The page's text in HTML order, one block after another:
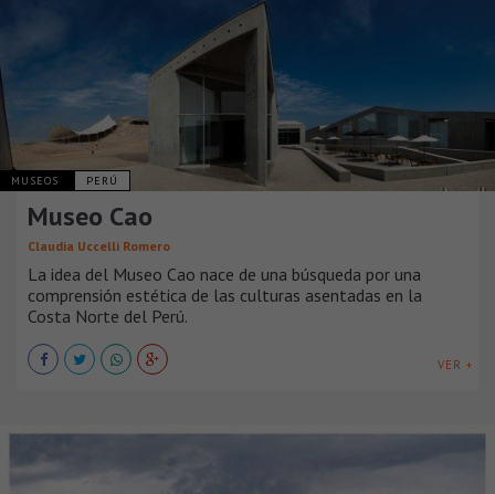
MUSEOS PERÚ
Museo Cao
Claudia Uccelli Romero
La idea del Museo Cao nace de una búsqueda por una
comprensión estética de las culturas asentadas en la
Costa Norte del Perú.
VER +